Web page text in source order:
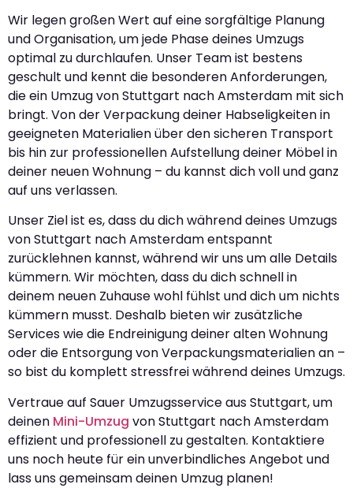
Wir legen großen Wert auf eine sorgfältige Planung
und Organisation, um jede Phase deines Umzugs
optimal zu durchlaufen. Unser Team ist bestens
geschult und kennt die besonderen Anforderungen,
die ein Umzug von Stuttgart nach Amsterdam mit sich
bringt. Von der Verpackung deiner Habseligkeiten in
geeigneten Materialien über den sicheren Transport
bis hin zur professionellen Aufstellung deiner Möbel in
deiner neuen Wohnung – du kannst dich voll und ganz
auf uns verlassen.
Unser Ziel ist es, dass du dich während deines Umzugs
von Stuttgart nach Amsterdam entspannt
zurücklehnen kannst, während wir uns um alle Details
kümmern. Wir möchten, dass du dich schnell in
deinem neuen Zuhause wohl fühlst und dich um nichts
kümmern musst. Deshalb bieten wir zusätzliche
Services wie die Endreinigung deiner alten Wohnung
oder die Entsorgung von Verpackungsmaterialien an –
so bist du komplett stressfrei während deines Umzugs.
Vertraue auf Sauer Umzugsservice aus Stuttgart, um
deinen Mini-Umzug von Stuttgart nach Amsterdam
effizient und professionell zu gestalten. Kontaktiere
uns noch heute für ein unverbindliches Angebot und
lass uns gemeinsam deinen Umzug planen!